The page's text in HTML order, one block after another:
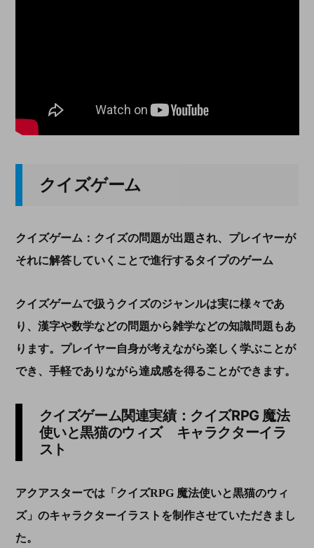
クイズゲーム
クイズゲーム：クイズの問題が出題され、プレイヤーが
それに解答していくことで進行するタイプのゲーム
クイズゲームで扱うクイズのジャンルは実に様々であ
り、漢字や数学などの問題から雑学などの知識問題もあ
ります。プレイヤー自身が考えながら楽しく学ぶことが
でき、手軽でありながら達成感を得ることができます。
クイズゲーム関連実績：クイズRPG 魔法
使いと黒猫のウィズ キャラクターイラ
スト
アクアスターでは「クイズRPG 魔法使いと黒猫のウィ
ズ」のキャラクターイラストを制作させていただきまし
た。